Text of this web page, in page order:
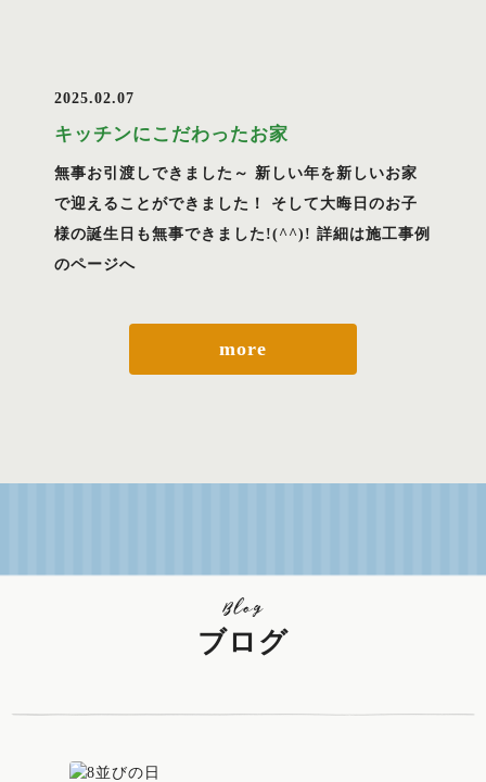
2025.02.07
キッチンにこだわったお家
無事お引渡しできました～ 新しい年を新しいお家
で迎えることができました！ そして大晦日のお子
様の誕生日も無事できました!(^^)! 詳細は施工事例
のページへ
more
Blog
ブログ